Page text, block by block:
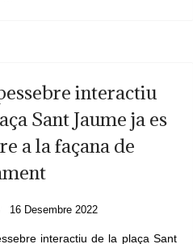
interactiu
Sant Jaume ja es
a la façana de
16 Desembre 2022